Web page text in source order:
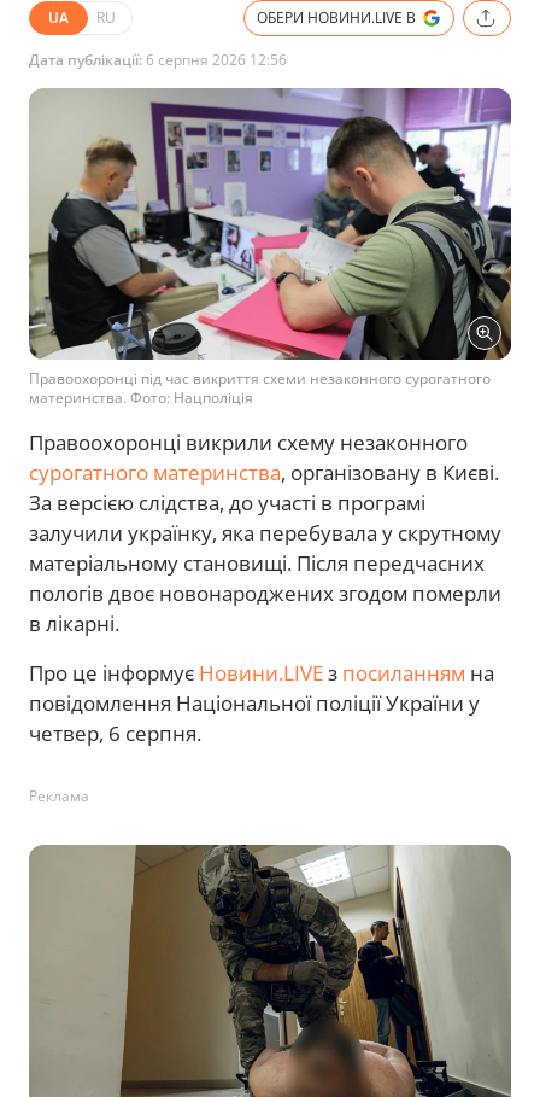
UA RU ОБЕРИ НОВИНИ.LIVE В
Дата публікації: 6 серпня 2026 12:56
Правоохоронці під час викриття схеми незаконного сурогатного
материнства. Фото: Нацполіція
Правоохоронці викрили схему незаконного
сурогатного материнства, організовану в Києві.
За версією слідства, до участі в програмі
залучили українку, яка перебувала у скрутному
матеріальному становищі. Після передчасних
пологів двоє новонароджених згодом померли
в лікарні.
Про це інформує Новини.LIVEз посиланням на
повідомлення Національної поліції України у
четвер, 6 серпня.
Реклама